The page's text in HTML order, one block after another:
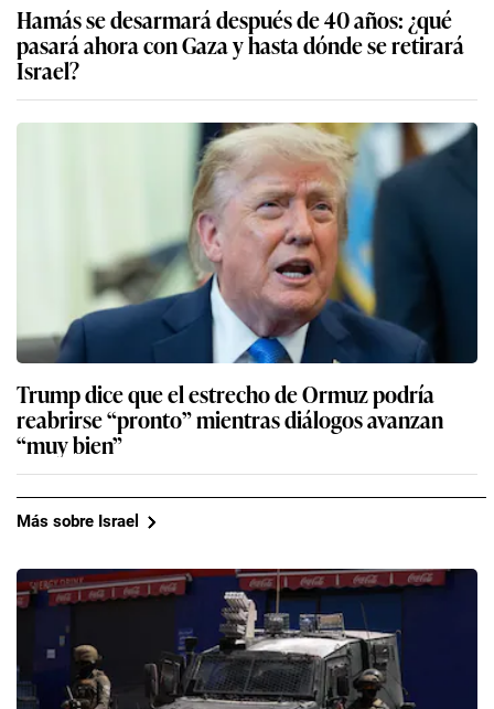
Hamás se desarmará después de 40 años: ¿qué
pasará ahora con Gaza y hasta dónde se retirará
Israel?
Trump dice que el estrecho de Ormuz podría
reabrirse “pronto” mientras diálogos avanzan
“muy bien”
Más sobre Israel